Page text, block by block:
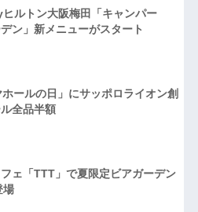
ルトン大阪梅田「キャンパー
ン」新メニューがスタート
ールの日」にサッポロライオン創
全品半額
ェ「TTT」で夏限定ビアガーデン
場